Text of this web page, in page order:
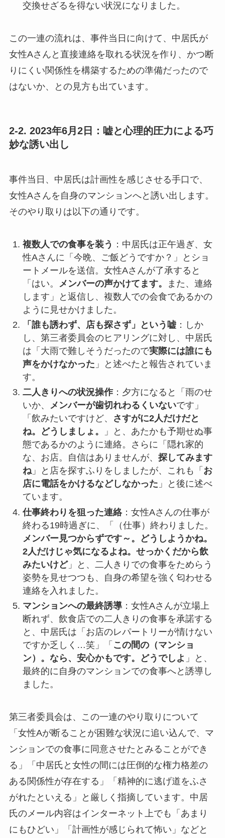
交換せざるを得ない状況になりました。
この一連の流れは、事件当日に向けて、中居氏が
女性Aさんと直接連絡を取れる状況を作り、かつ断
りにくい関係性を構築するための準備だったので
はないか、との見方も出ています。
2-2. 2023年6月2日：嘘と心理的圧力による巧
妙な誘い出し
事件当日、中居氏は計画性を感じさせる手口で、
女性Aさんを自身のマンションへと誘い出します。
そのやり取りは以下の通りです。
複数人での食事を装う ：中居氏は正午過ぎ、女
性Aさんに「今晩、ご飯どうですか？」とショ
ートメールを送信。女性Aさんが了承すると
「はい。
メンバーの声かけてます。
また、連絡
します」と返信し、複数人での会食であるかの
ように見せかけました。
「誰も誘わず、店も探さず」という嘘：しか
し、第三者委員会のヒアリングに対し、中居氏
は「大雨で難しそうだったので実際には誰にも
声をかけなかった 」と述べたと報告されていま
す。
二人きりへの状況操作：夕方になると「雨のせ
いか、 メンバーが歯切れわるくいないです」
「飲みたいですけど、
さすがに2人だけだと
ね。どうしましょ。
」と、あたかも予期せぬ事
態であるかのように連絡。さらに「隠れ家的
な、お店。自信はありませんが、 探してみます
ね」と店を探すふりをしましたが、これも「 お
店に電話をかけるなどしなかった 」と後に述べ
ています。
仕事終わりを狙った連絡：女性Aさんの仕事が
終わる19時過ぎに、「（仕事）終わりました。
メンバー見つからずです～。どうしようかね。
2人だけじゃ気になるよね。せっかくだから飲
みたいけど」と、二人きりでの食事をためらう
姿勢を見せつつも、自身の希望を強く匂わせる
連絡を入れました。
マンションへの最終誘導：女性Aさんが立場上
断れず、飲食店での二人きりの食事を承諾する
と、中居氏は「お店のレパートリーが情けない
ですか乏しく…笑」「 この間の（マンショ
ン）。なら、安心かもです。どうでしよ 」と、
最終的に自身のマンションでの食事へと誘導し
ました。
第三者委員会は、この一連のやり取りについて
「女性Aが断ることが困難な状況に追い込んで、マ
ンションでの食事に同意させたとみることができ
る」「中居氏と女性の間には圧倒的な権力格差の
ある関係性が存在する」「精神的に逃げ道をふさ
がれたといえる」と厳しく指摘しています。中居
氏のメール内容はインターネット上でも「あまり
にもひどい」「計画性が感じられて怖い」などと